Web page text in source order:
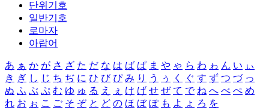
단위기호
일반기호
로마자
아랍어
あ ぁ か が さ ざ た だ な は ば ぱ ま や ゃ ら わ ゎ ん い ぃ
き ぎ し じ ち ぢ に ひ び ぴ み り う ぅ く ぐ す ず つ づ っ
ぬ ふ ぶ ぷ む ゆ ゅ る え ぇ け げ せ ぜ て で ね へ べ ぺ め
れ お ぉ こ ご そ ぞ と ど の ほ ぼ ぽ も よ ょ ろ を